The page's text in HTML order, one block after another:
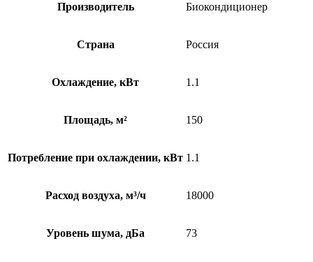
Производитель Биокондиционер
Страна Россия
Охлаждение, кВт 1.1
Площадь, м² 150
Потребление при охлаждении, кВт 1.1
Расход воздуха, м³/ч 18000
Уровень шума, дБа 73